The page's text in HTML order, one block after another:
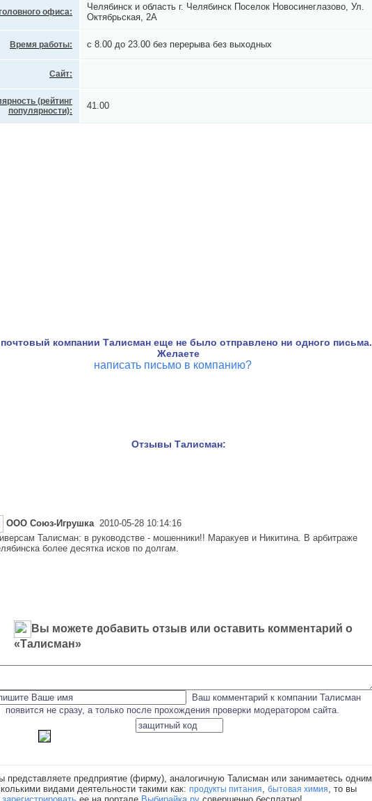
офиса:
Челябинск и область г. Челябинск Поселок Новосинеглазово, Ул.
Октябрьская, 2А
Время работы: с 8.00 до 23.00 без перерыва без выходных
Сайт:
(рейтинг
популярности):
41.00
компании Талисман еще не было отправлено ни одного письма.
Желаете
написать письмо в компанию?
Отзывы Талисман:
ООО Союз-Игрушка 2010-05-28 10:14:16
Талисман: в руководстве - мошенники!! Маракуев и Никитина. В арбитраже
более десятка исков по долгам.
Вы можете добавить отзыв или оставить комментарий о
«Талисман»
Ваш комментарий к компании Талисман
появится не сразу, а только после прохождения проверки модератором сайта.
представляете предприятие (фирму), аналогичную Талисман или занимаетесь одним
видами деятельности такими как: продукты питания, бытовая химия, то вы